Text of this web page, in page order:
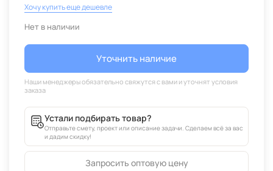
Хочу купить еще дешевле
Нет в наличии
Уточнить наличие
Устали подбирать товар?
Отправьте смету, проект или описание задачи. Сделаем всё за вас
и дадим скидку!
Запросить оптовую цену